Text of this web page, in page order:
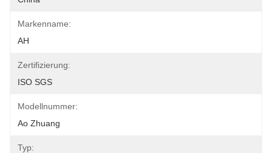
Markenname:
AH
Zertifizierung:
ISO SGS
Modellnummer:
Ao Zhuang
Typ: